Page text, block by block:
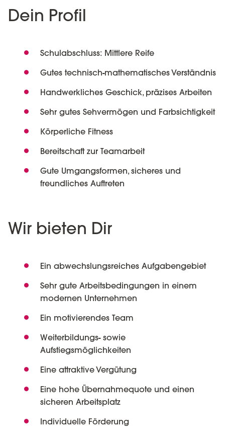
Dein Profil
Schulabschluss: Mittlere Reife
Gutes technisch-mathematisches Verständnis
Handwerkliches Geschick, präzises Arbeiten
Sehr gutes Sehvermögen und Farbsichtigkeit
Körperliche Fitness
Bereitschaft zur Teamarbeit
Gute Umgangsformen, sicheres und
freundliches Auftreten
Wir bieten Dir
Ein abwechslungsreiches Aufgabengebiet
Sehr gute Arbeitsbedingungen in einem
modernen Unternehmen
Ein motivierendes Team
Weiterbildungs- sowie
Aufstiegsmöglichkeiten
Eine attraktive Vergütung
Eine hohe Übernahmequote und einen
sicheren Arbeitsplatz
Individuelle Förderung